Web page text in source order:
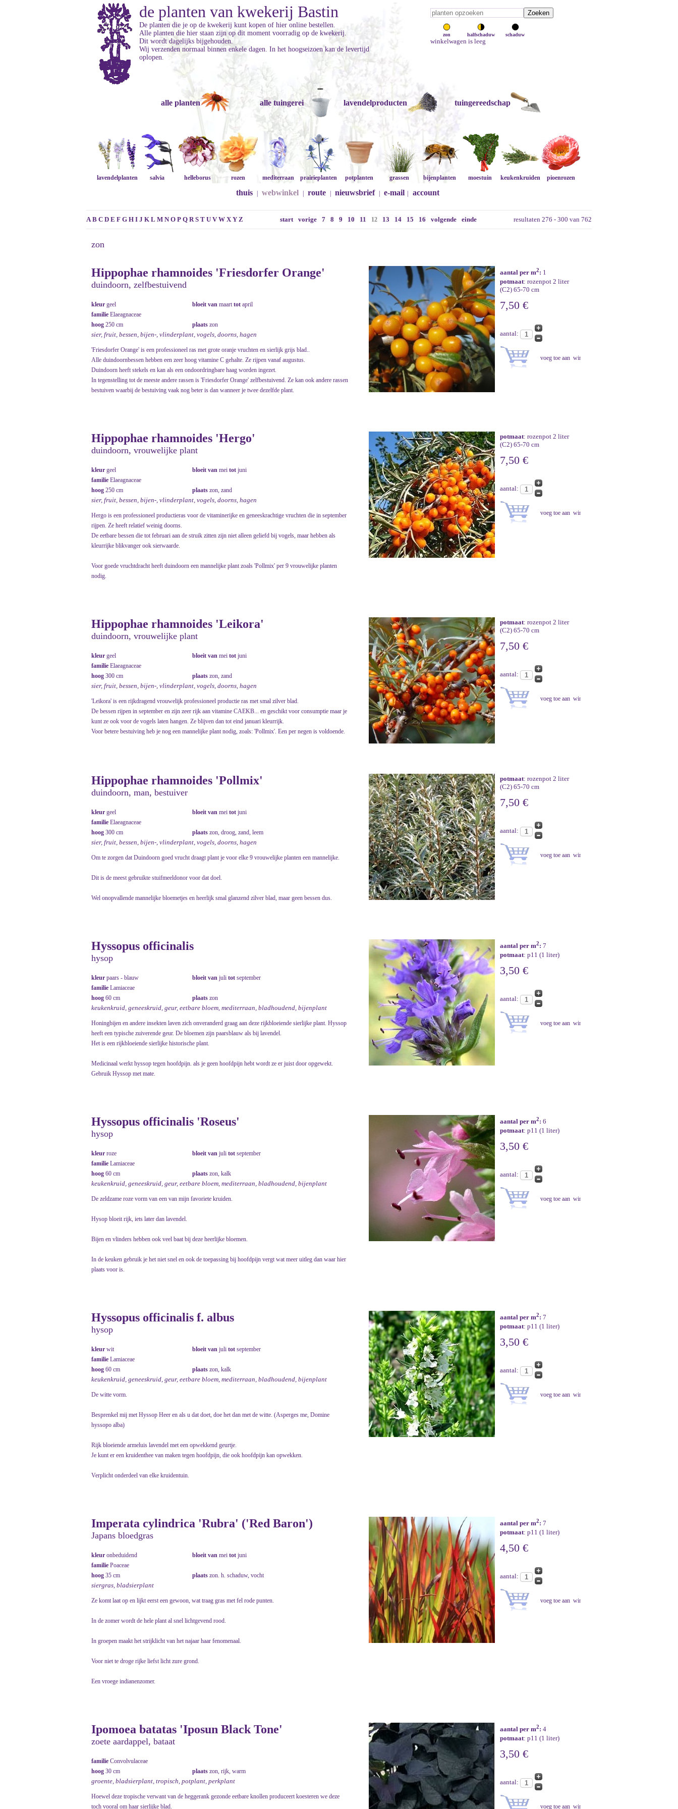
zon halfschaduw schaduw
winkelwagen is leeg
de planten van kwekerij Bastin
De planten die je op de kwekerij kunt kopen of hier online bestellen.
Alle planten die hier staan zijn op dit moment voorradig op de kwekerij.
Dit wordt dagelijks bijgehouden.
Wij verzenden normaal binnen enkele dagen. In het hoogseizoen kan de levertijd
oplopen.
alle planten alle tuingerei lavendelproducten tuingereedschap
lavendelplanten salvia helleborus rozen mediterraan prairieplanten potplanten grassen bijenplanten moestuin keukenkruiden pioenrozen
thuis webwinkel route nieuwsbrief e-mail account
A B C D E F G H I J K L M N O P Q R S T U V W X Y Z resultaten 276 - 300 van 762
start vorige 7 8 9 10 11 12 13 14 15 16 volgende einde
zon
Hippophae rhamnoides 'Friesdorfer Orange'
duindoorn, zelfbestuivend
kleur geel bloeit van maarttot april
familie Elaeagnaceae
hoog 250 cm plaats zon
sier, fruit, bessen, bijen-, vlinderplant, vogels, doorns, hagen
'Friesdorfer Orange' is een professioneel ras met grote oranje vruchten en sierlijk grijs blad..
Alle duindoornbessen hebben een zeer hoog vitamine C gehalte. Ze rijpen vanaf augustus.
Duindoorn heeft stekels en kan als een ondoordringbare haag worden ingezet.
In tegenstelling tot de meeste andere rassen is 'Friesdorfer Orange' zelfbestuivend. Ze kan ook andere rassen
bestuiven waarbij de bestuiving vaak nog beter is dan wanneer je twee dezelfde plant.
aantal per m2: 1
potmaat: rozenpot 2 liter
(C2) 65-70 cm
7,50 €
aantal:
Hippophae rhamnoides 'Hergo'
duindoorn, vrouwelijke plant
kleur geel bloeit van mei tot juni
familie Elaeagnaceae
hoog 250 cm plaats zon, zand
sier, fruit, bessen, bijen-, vlinderplant, vogels, doorns, hagen
Hergo is een professioneel productieras voor de vitaminerijke en geneeskrachtige vruchten die in september
rijpen. Ze heeft relatief weinig doorns.
De eetbare bessen die tot februari aan de struik zitten zijn niet alleen geliefd bij vogels, maar hebben als
kleurrijke blikvanger ook sierwaarde.
Voor goede vruchtdracht heeft duindoorn een mannelijke plant zoals 'Pollmix' per 9 vrouwelijke planten
nodig.
potmaat: rozenpot 2 liter
(C2) 65-70 cm
7,50 €
aantal:
Hippophae rhamnoides 'Leikora'
duindoorn, vrouwelijke plant
kleur geel bloeit van mei tot juni
familie Elaeagnaceae
hoog 300 cm plaats zon, zand
sier, fruit, bessen, bijen-, vlinderplant, vogels, doorns, hagen
'Leikora' is een rijkdragend vrouwelijk professioneel productie ras met smal zilver blad.
De bessen rijpen in september en zijn zeer rijk aan vitamine CAEKB... en geschikt voor consumptie maar je
kunt ze ook voor de vogels laten hangen. Ze blijven dan tot eind januari kleurrijk.
Voor betere bestuiving heb je nog een mannelijke plant nodig, zoals: 'Pollmix'. Een per negen is voldoende.
potmaat: rozenpot 2 liter
(C2) 65-70 cm
7,50 €
aantal:
Hippophae rhamnoides 'Pollmix'
duindoorn, man, bestuiver
kleur geel bloeit van mei tot juni
familie Elaeagnaceae
hoog 300 cm plaats zon, droog, zand, leem
sier, fruit, bessen, bijen-, vlinderplant, vogels, doorns, hagen
Om te zorgen dat Duindoorn goed vrucht draagt plant je voor elke 9 vrouwelijke planten een mannelijke.
Dit is de meest gebruikte stuifmeeldonor voor dat doel.
Wel onopvallende mannelijke bloemetjes en heerlijk smal glanzend zilver blad, maar geen bessen dus.
potmaat: rozenpot 2 liter
(C2) 65-70 cm
7,50 €
aantal:
Hyssopus officinalis
hysop
kleur paars - blauw bloeit van juli tot september
familie Lamiaceae
hoog 60 cm plaats zon
keukenkruid, geneeskruid, geur, eetbare bloem, mediterraan, bladhoudend, bijenplant
Honingbijen en andere insekten laven zich onveranderd graag aan deze rijkbloeiende sierlijke plant. Hyssop
heeft een typische zuiverende geur. De bloemen zijn paarsblauw als bij lavendel.
Het is een rijkbloeiende sierlijke historische plant.
Medicinaal werkt hyssop tegen hoofdpijn. als je geen hoofdpijn hebt wordt ze er juist door opgewekt.
Gebruik Hyssop met mate.
aantal per m2: 7
potmaat: p11 (1 liter)
3,50 €
aantal:
Hyssopus officinalis 'Roseus'
hysop
kleur roze bloeit van juli tot september
familie Lamiaceae
hoog 60 cm plaats zon, kalk
keukenkruid, geneeskruid, geur, eetbare bloem, mediterraan, bladhoudend, bijenplant
De zeldzame roze vorm van een van mijn favoriete kruiden.
Hysop bloeit rijk, iets later dan lavendel.
Bijen en vlinders hebben ook veel baat bij deze heerlijke bloemen.
In de keuken gebruik je het niet snel en ook de toepassing bij hoofdpijn vergt wat meer uitleg dan waar hier
plaats voor is.
aantal per m2: 6
potmaat: p11 (1 liter)
3,50 €
aantal:
Hyssopus officinalis f. albus
hysop
kleur wit bloeit van juli tot september
familie Lamiaceae
hoog 60 cm plaats zon, kalk
keukenkruid, geneeskruid, geur, eetbare bloem, mediterraan, bladhoudend, bijenplant
De witte vorm.
Besprenkel mij met Hyssop Heer en als u dat doet, doe het dan met de witte. (Asperges me, Domine
hyssopo alba)
Rijk bloeiende armeluis lavendel met een opwekkend geurtje.
Je kunt er een kruidenthee van maken tegen hoofdpijn, die ook hoofdpijn kan opwekken.
Verplicht onderdeel van elke kruidentuin.
aantal per m2: 7
potmaat: p11 (1 liter)
3,50 €
aantal:
Imperata cylindrica 'Rubra' ('Red Baron')
Japans bloedgras
kleur onbeduidend bloeit van mei tot juni
familie Poaceae
hoog 35 cm plaats zon. h. schaduw, vocht
siergras, bladsierplant
Ze komt laat op en lijkt eerst een gewoon, wat traag gras met fel rode punten.
In de zomer wordt de hele plant al snel lichtgevend rood.
In groepen maakt het strijklicht van het najaar haar fenomenaal.
Voor niet te droge rijke liefst licht zure grond.
Een vroege indianenzomer.
aantal per m2: 7
potmaat: p11 (1 liter)
4,50 €
aantal:
Ipomoea batatas 'Iposun Black Tone'
zoete aardappel, bataat
familie Convolvulaceae
hoog 30 cm plaats zon, rijk, warm
groente, bladsierplant, tropisch, potplant, perkplant
Hoewel deze tropische verwant van de heggerank gezonde eetbare knollen produceert koesteren we deze
toch vooral om haar sierlijke blad.
aantal per m2: 4
potmaat: p11 (1 liter)
3,50 €
aantal: